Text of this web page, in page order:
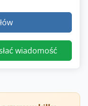
wiadomość